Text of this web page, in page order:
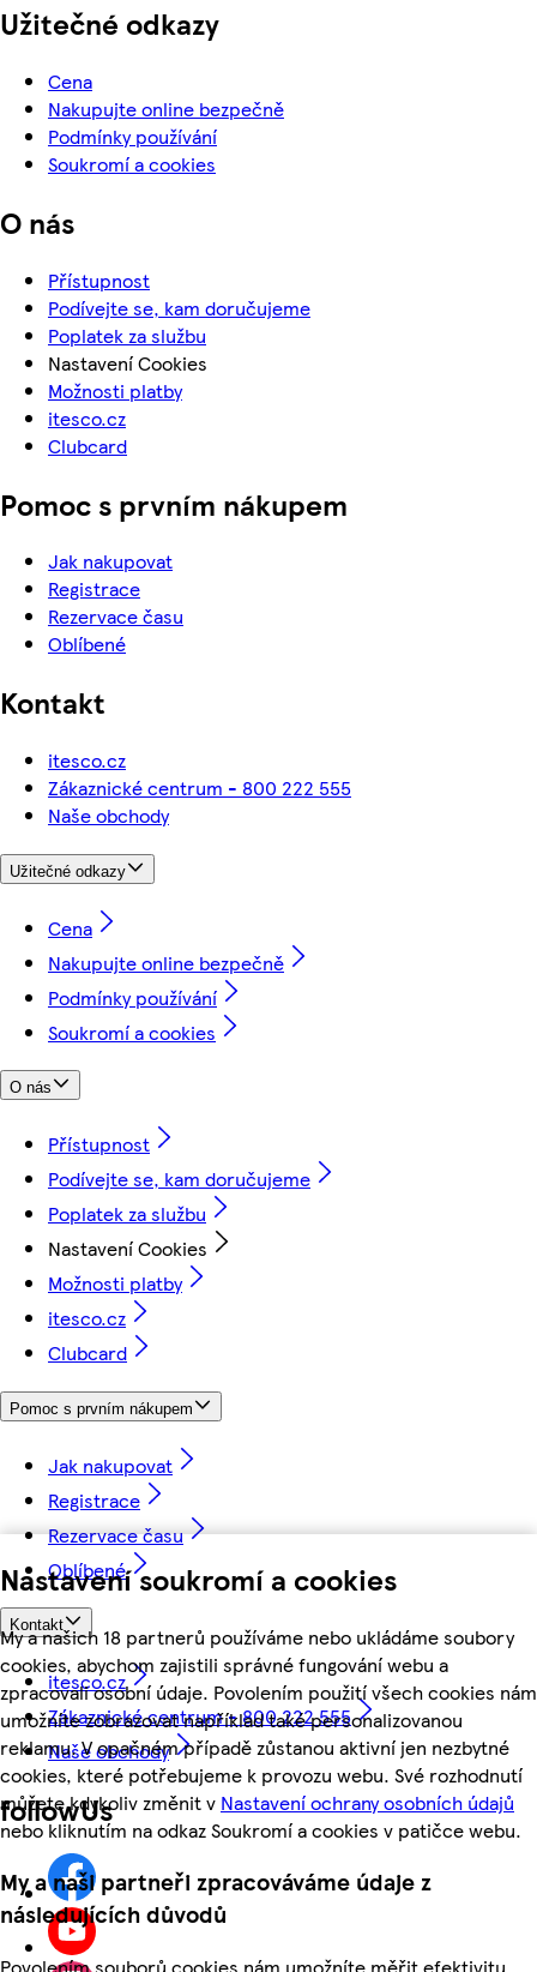
Nastavení soukromí a cookies
My a našich 18 partnerů používáme nebo ukládáme soubory
cookies, abychom zajistili správné fungování webu a
zpracovali osobní údaje. Povolením použití všech cookies nám
umožníte zobrazovat například také personalizovanou
reklamu. V opačném případě zůstanou aktivní jen nezbytné
cookies, které potřebujeme k provozu webu. Své rozhodnutí
můžete kdykoliv změnit v Nastavení ochrany osobních údajů
nebo kliknutím na odkaz Soukromí a cookies v patičce webu.
My a naši partneři zpracováváme údaje z
následujících důvodů
Užitečné odkazy
Cena
Nakupujte online bezpečně
Podmínky používání
Soukromí a cookies
O nás
Přístupnost
Podívejte se, kam doručujeme
Poplatek za službu
Nastavení Cookies
Možnosti platby
itesco.cz
Clubcard
Pomoc s prvním nákupem
Jak nakupovat
Registrace
Rezervace času
Oblíbené
Kontakt
itesco.cz
Zákaznické centrum - 800 222 555
Naše obchody
Užitečné odkazy
Cena
Nakupujte online bezpečně
Podmínky používání
Soukromí a cookies
O nás
Přístupnost
Podívejte se, kam doručujeme
Poplatek za službu
Nastavení Cookies
Možnosti platby
itesco.cz
Clubcard
Pomoc s prvním nákupem
Jak nakupovat
Registrace
Rezervace času
Oblíbené
Kontakt
itesco.cz
Zákaznické centrum - 800 222 555
Naše obchody
followUs